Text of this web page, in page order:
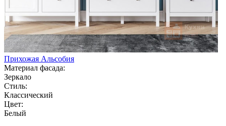
Прихожая Альсобия
Материал фасада:
Зеркало
Стиль:
Классический
Цвет:
Белый